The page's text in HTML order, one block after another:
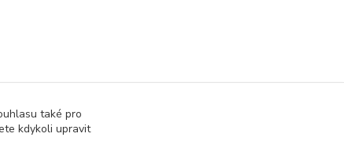
také pro
kdykoli upravit